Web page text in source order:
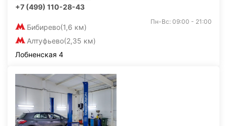
+7 (499) 110-28-43
Бибирево(1,6 км)
Алтуфьево(2,35 км)
Пн-Вс: 09:00 - 21:00
Лобненская 4